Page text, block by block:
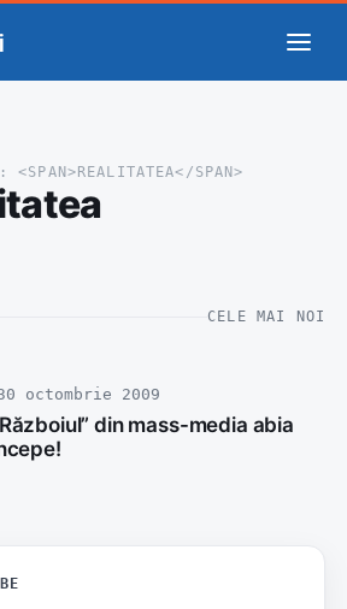
<SPAN>REALITATEA</SPAN>
CELE MAI NOI
octombrie 2009
din mass-media abia